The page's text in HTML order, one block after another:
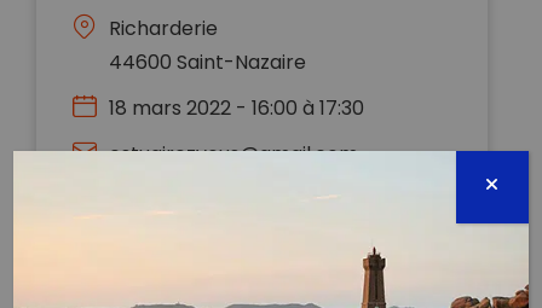
Richarderie
44600 Saint-Nazaire
18 mars 2022 - 16:00 à 17:30
estuairezvous@gmail.com